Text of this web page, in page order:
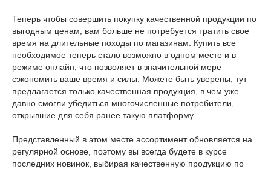
Теперь чтобы совершить покупку качественной продукции по
выгодным ценам, вам больше не потребуется тратить свое
время на длительные походы по магазинам. Купить все
необходимое теперь стало возможно в одном месте и в
режиме онлайн, что позволяет в значительной мере
сэкономить ваше время и силы. Можете быть уверены, тут
предлагается только качественная продукция, в чем уже
давно смогли убедиться многочисленные потребители,
открывшие для себя ранее такую платформу.
Представленный в этом месте ассортимент обновляется на
регулярной основе, поэтому вы всегда будете в курсе
последних новинок, выбирая качественную продукцию по